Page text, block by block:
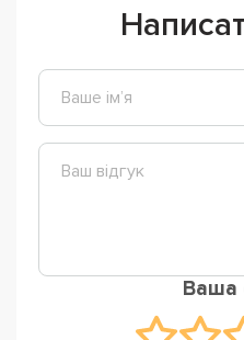
Ваша